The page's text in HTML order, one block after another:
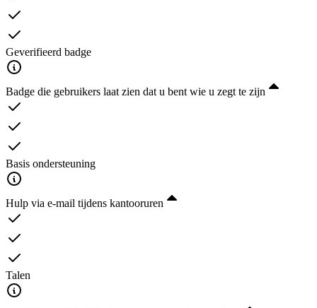
Geverifieerd badge
Badge die gebruikers laat zien dat u bent wie u zegt te zijn
Basis ondersteuning
Hulp via e-mail tijdens kantooruren
Talen